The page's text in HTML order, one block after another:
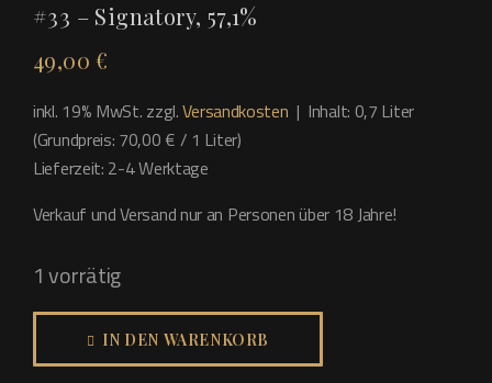
#33 – Signatory, 57,1%
49,00€
inkl. 19% MwSt. zzgl.Versandkosten | Inhalt: 0,7 Liter
(Grundpreis: 70,00 € / 1 Liter)
Lieferzeit: 2-4 Werktage
Verkauf und Versand nur an Personen über 18 Jahre!
1 vorrätig
IN DEN WARENKORB